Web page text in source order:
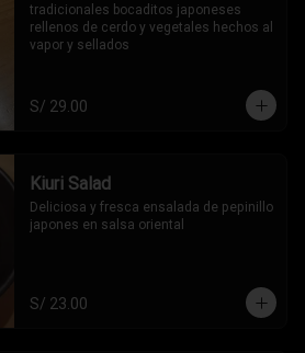
tradicionales bocaditos japoneses
rellenos de cerdo y vegetales hechos al
vapor y sellados
S/ 29.00
Kiuri Salad
Deliciosa y fresca ensalada de pepinillo
japones en salsa oriental
S/ 23.00